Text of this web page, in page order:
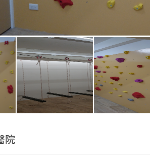
院